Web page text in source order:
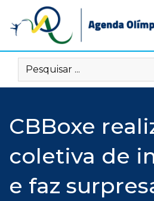
content
CBBoxe
coletiva de
e faz